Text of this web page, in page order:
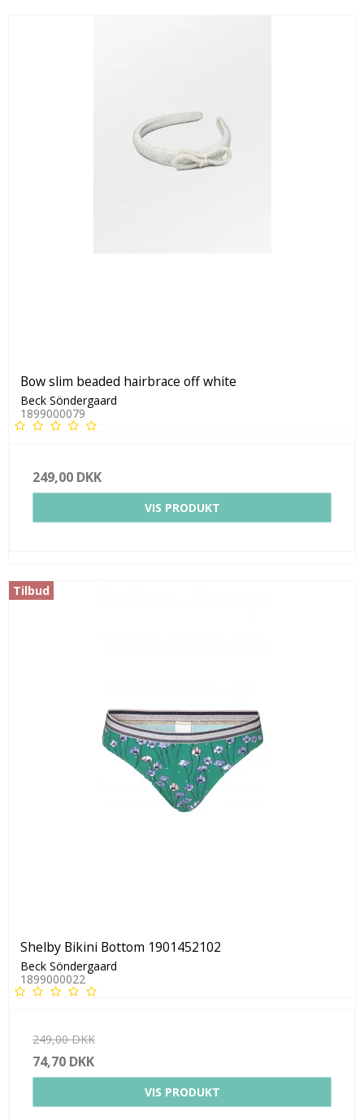
Bow slim beaded hairbrace off white
Beck Söndergaard
1899000079
249,00 DKK
VIS PRODUKT
Tilbud
Shelby Bikini Bottom 1901452102
Beck Söndergaard
1899000022
249,00 DKK
74,70 DKK
VIS PRODUKT